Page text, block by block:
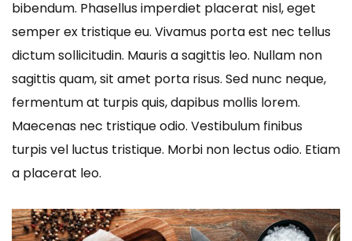
bibendum. Phasellus imperdiet placerat nisl, eget
semper ex tristique eu. Vivamus porta est nec tellus
dictum sollicitudin. Mauris a sagittis leo. Nullam non
sagittis quam, sit amet porta risus. Sed nunc neque,
fermentum at turpis quis, dapibus mollis lorem.
Maecenas nec tristique odio. Vestibulum finibus
turpis vel luctus tristique. Morbi non lectus odio. Etiam
a placerat leo.